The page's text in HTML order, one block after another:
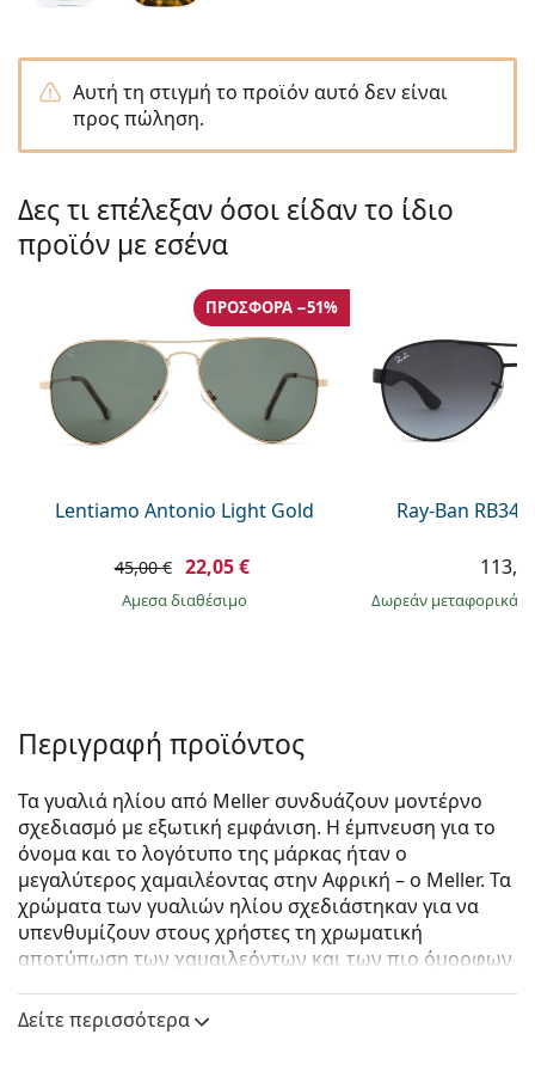
Persol
Prada
Όλες οι μάρκες
Όλα τα υγρά φακών
Αυτή τη στιγμή το προϊόν αυτό δεν είναι
προς πώληση.
Δες τι επέλεξαν όσοι είδαν το ίδιο
προϊόν με εσένα
Lentiamo Antonio Light Gold
ΠΡΟΣΦΟΡΆ −51%
45,00 € 22,05 €
άμεσα διαθέσιμο
Ray-Ban
Δωρεάν μεταφορικά
Περιγραφή προϊόντος
Τα γυαλιά ηλίου από Meller συνδυάζουν μοντέρνο
σχεδιασμό με εξωτική εμφάνιση. Η έμπνευση για το
όνομα και το λογότυπο της μάρκας ήταν ο
μεγαλύτερος χαμαιλέοντας στην Αφρική – ο Meller. Τα
χρώματα των γυαλιών ηλίου σχεδιάστηκαν για να
υπενθυμίζουν στους χρήστες τη χρωματική
αποτύπωση των χαμαιλεόντων και των πιο όμορφων
δημιουργικότητα και η πρωτοτυπία είναι η κινητήρια
δύναμη αυτής της μάρκας από τη Βαρκελώνη.
Δείτε περισσότερα